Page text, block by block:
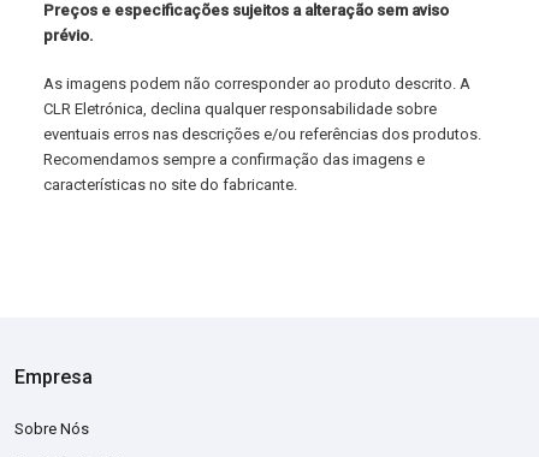
Preços e especificações sujeitos a alteração sem aviso
prévio.
As imagens podem não corresponder ao produto descrito. A
CLR Eletrónica, declina qualquer responsabilidade sobre
eventuais erros nas descrições e/ou referências dos produtos.
Recomendamos sempre a confirmação das imagens e
características no site do fabricante.
Empresa
Sobre Nós